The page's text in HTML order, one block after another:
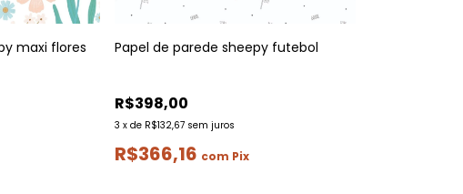
maxi flores Papel de parede sheepy futebol
R$398,00
3 x de R$132,67 sem juros
R$366,16 com Pix